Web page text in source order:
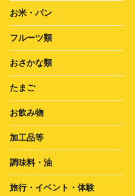
お米・パン
フルーツ類
おさかな類
たまご
お飲み物
加工品等
調味料・油
旅行・イベント・体験